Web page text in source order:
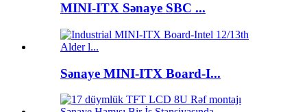
MINI-ITX Sənaye SBC ...
Sənaye MINI-ITX Board-I...